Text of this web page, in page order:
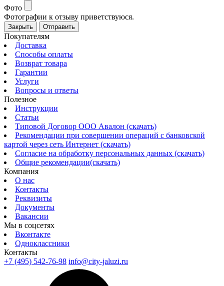
Фото
Фотографии к отзыву приветствуюся.
Закрыть Отправить
Покупателям
Доставка
Способы оплаты
Возврат товара
Гарантии
Услуги
Вопросы и ответы
Полезное
Инструкции
Статьи
Типовой Договор ООО Авалон (скачать)
Рекомендации при совершении операций с банковской
картой через сеть Интернет (скачать)
Согласие на обработку персональных данных (скачать)
Общие рекомендации(скачать)
Компания
О нас
Контакты
Реквизиты
Документы
Вакансии
Мы в соцсетях
Вконтакте
Одноклассники
Контакты
+7 (495) 542-76-98 info@city-jaluzi.ru